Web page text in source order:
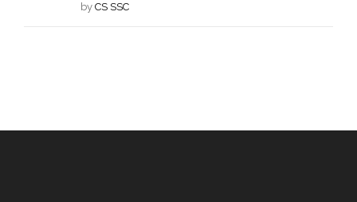
by CS SSC